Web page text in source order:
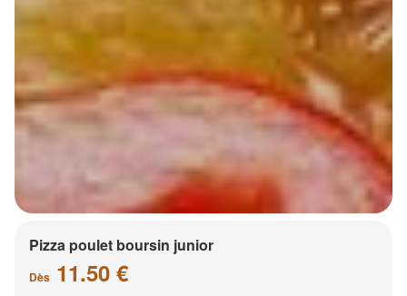
Pizza poulet boursin junior
Dès 11.50 €